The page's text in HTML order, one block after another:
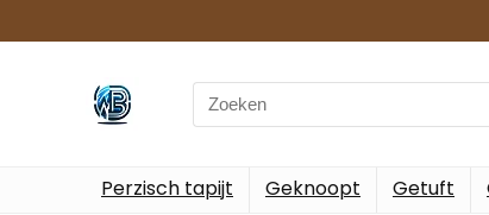
Search
for:
Perzisch tapijt Geknoopt Getuft